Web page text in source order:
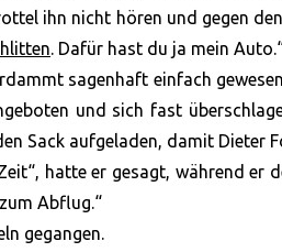
ihn nicht hören und gegen
. Dafür hast du ja mein
sagenhaft einfach
und sich fast
Sack aufgeladen, damit Dieter
hatte er gesagt, während er
Abflug.“
gegangen.